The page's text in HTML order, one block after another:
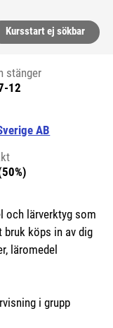
Kursstart ej sökbar
stänger
12
AB
lärverktyg som
köps in av dig
läromedel
i grupp